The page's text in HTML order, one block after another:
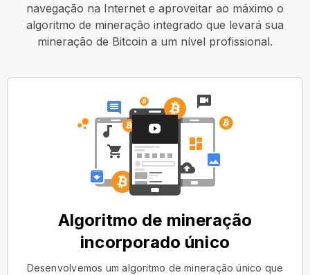
navegação na Internet e aproveitar ao máximo o
algoritmo de mineração integrado que levará sua
mineração de Bitcoin a um nível profissional.
Algoritmo de mineração
incorporado único
Desenvolvemos um algoritmo de mineração único que